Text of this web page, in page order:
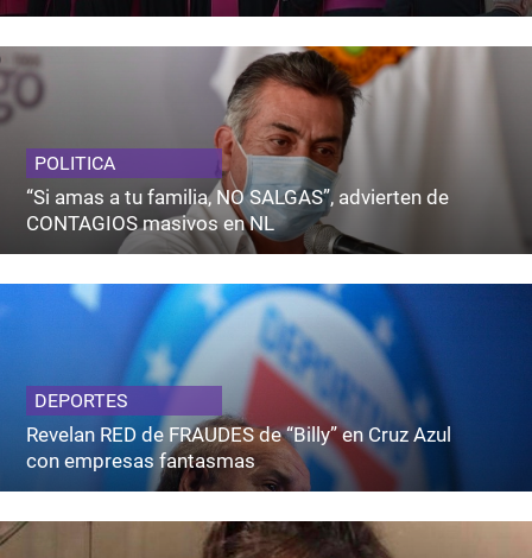
POLITICA
“Si amas a tu familia, NO SALGAS”, advierten de
CONTAGIOS masivos en NL
DEPORTES
Revelan RED de FRAUDES de “Billy” en Cruz Azul
con empresas fantasmas